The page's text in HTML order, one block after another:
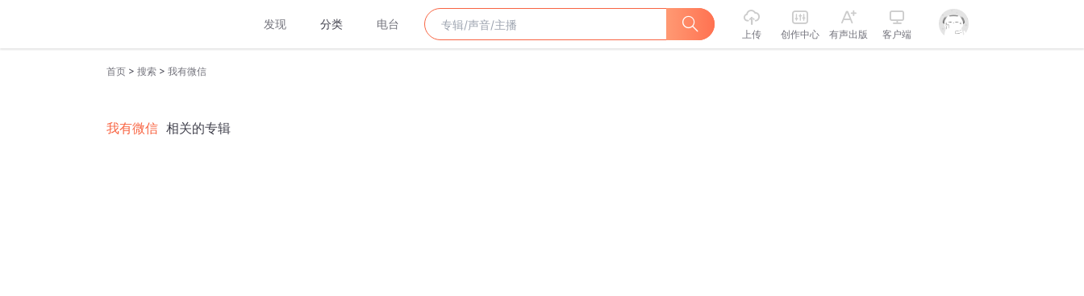
发现 分类 电台
上传 创作中心 有声出版 客户端
首页 > 搜索 > 我有微信
我有微信 相关的专辑